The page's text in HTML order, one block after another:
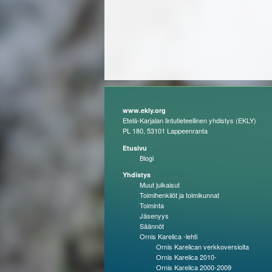
www.ekly.org
Etelä-Karjalan lintutieteellinen yhdistys (EKLY)
PL 180, 53101 Lappeenranta
Etusivu
Blogi
Yhdistys
Muut julkaisut
Toimihenkilöt ja toimikunnat
Toiminta
Jäsenyys
Säännöt
Ornis Karelica -lehti
Ornis Karelican verkkoversioita
Ornis Karelica 2010-
Ornis Karelica 2000-2009